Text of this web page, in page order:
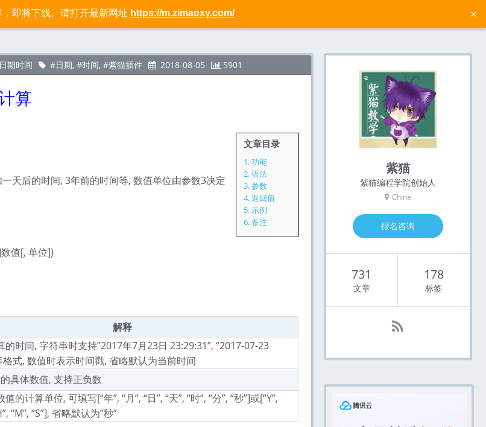
即将下线。请打开最新网址 https://m.zimaoxy.com/ ×
关于
紫猫
紫猫编程学院创始人
China
报名咨询
731
文章
178
标签
期时间 日期, 时间, 紫猫插件 2018-08-05 5901
算
文章目录
1.功能
2.语法
3.参数
4.返回值
5.示例
6.备注
天后的时间, 3年前的时间等, 数值单位由参数3决定
值[, 单位])
解释
的时间, 字符串时支持”2017年7月23日 23:29:31”, “2017-07-23
格式, 数值时表示时间戳, 省略默认为当前时间
具体数值, 支持正负数
的计算单位, 可填写[“年”, “月”, “日”, “天”, “时”, “分”, “秒”]或[“Y”,
“M”, “S”], 省略默认为”秒”